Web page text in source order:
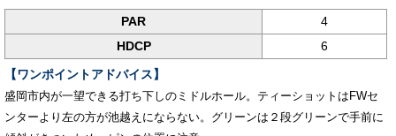
PAR
4
HDCP
6
【ワンポイントアドバイス】
盛岡市内が一望できる打ち下しのミドルホール。ティーショットはFWセ
ンターより左の方が池越えにならない。グリーンは２段グリーンで手前に